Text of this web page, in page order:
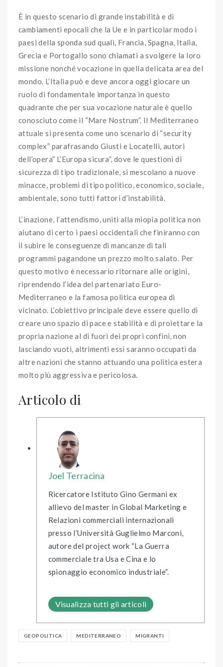
È in questo scenario di grande instabilità e di
cambiamenti epocali che la Ue e in particolar modo i
paesi della sponda sud quali, Francia, Spagna, Italia,
Grecia e Portogallo sono chiamati a svolgere la loro
missione nonché vocazione in quella delicata area del
mondo. L’Italia può e deve ancora oggi giocare un
ruolo di fondamentale importanza in questo
quadrante che per sua vocazione naturale è quello
conosciuto come il “Mare Nostrum”. Il Mediterraneo
attuale si presenta come uno scenario di “security
complex” parafrasando Giusti e Locatelli, autori
dell’opera” L’Europa sicura”, dove le questioni di
sicurezza di tipo tradizionale, si mescolano a nuove
minacce, problemi di tipo politico, economico, sociale,
ambientale, sono tutti fattori d’instabilità.
L’inazione, l’attendismo, uniti alla miopia politica non
aiutano di certo i paesi occidentali che finiranno con
il subire le conseguenze di mancanze di tali
programmi pagandone un prezzo molto salato. Per
questo motivo è necessario ritornare alle origini,
riprendendo l’idea del partenariato Euro-
Mediterraneo e la famosa politica europea di
vicinato. L’obiettivo principale deve essere quello di
creare uno spazio di pace e stabilità e di proiettare la
propria nazione al di fuori dei propri confini, non
lasciando vuoti, altrimenti essi saranno occupati da
altre nazioni che stanno attuando una politica estera
molto più aggressiva e pericolosa.
Articolo di
Joel Terracina
Ricercatore Istituto Gino Germani ex
allievo del master in Global Marketing e
Relazioni commerciali internazionali
presso l’Università Guglielmo Marconi,
autore del project work “La Guerra
commerciale tra Usa e Cina e lo
spionaggio economico industriale”.
Visualizza tutti gli articoli
GEOPOLITICA MEDITERRANEO MIGRANTI